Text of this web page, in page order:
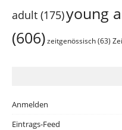
adult (175)young
(606) zeitgenössisch (63)
Anmelden
Eintrags-Feed